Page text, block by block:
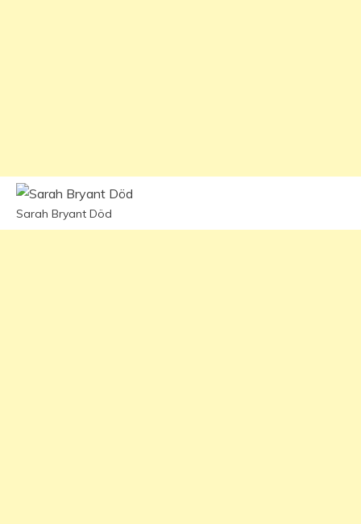
Sarah Bryant Död